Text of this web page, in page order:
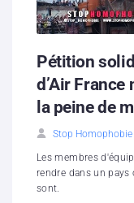
Pétition
d’Air France
la peine de
Stop Homophobie
Les membres
rendre dans un
sont.